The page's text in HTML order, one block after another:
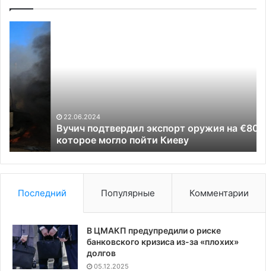
подтвердил
экспорт
оружия
на
€800
которое
могло
пойти
Киеву
22.06.2024
Вучич подтвердил экспорт оружия на €800 млн,
которое могло пойти Киеву
Последний Популярные Комментарии
В ЦМАКП предупредили о риске
банковского кризиса из-за «плохих»
долгов
05.12.2025